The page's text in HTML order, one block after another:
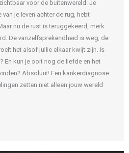
voor de buitenwereld. Je
je leven achter de rug, hebt
nu de rust is teruggekeerd, merk
De vanzelfsprekendheid is weg, de
het alsof jullie elkaar kwijt zijn. Is
En kun je ooit nog de liefde en het
Absoluut! Een kankerdiagnose
zetten niet alleen jouw wereld